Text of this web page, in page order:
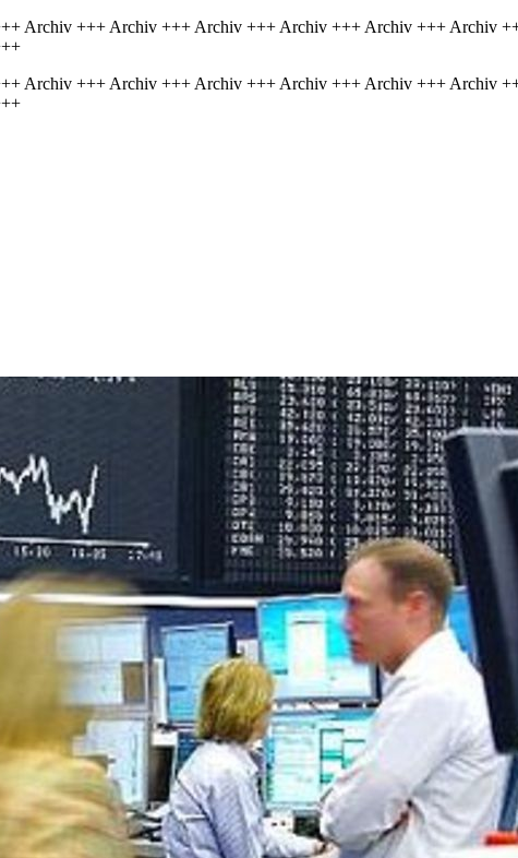
Archiv +++ Archiv +++ Archiv +++ Archiv +++ Archiv +++ Archiv
Archiv +++ Archiv +++ Archiv +++ Archiv +++ Archiv +++ Archiv